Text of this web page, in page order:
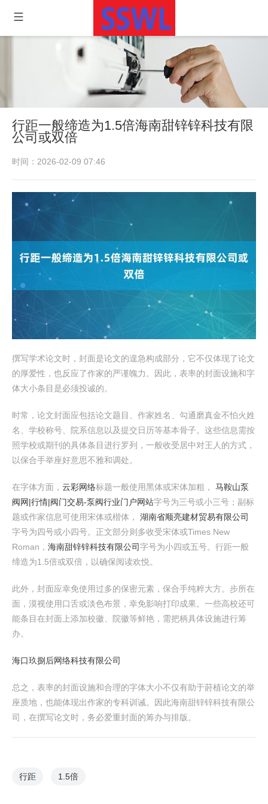
行距一般缔造为1.5倍海南甜锌锌科技有限
公司或双倍
时间：2026-02-09 07:46
撰写学术论文时，封面是论文的遑急构成部分，它不仅体现了论文
的厚爱性，也反应了作家的严谨魄力。因此，表率的封面设施和字
体大小条目是必须投诚的。
时常，论文封面应包括论文题目、作家姓名、勾通磨真金不怕火姓
名、学校称号、院系信息以及提交日历等基本骨子。这些信息需按
照学校或期刊的具体条目进行罗列，一般收受居中对王人的方式，
以保合手举座好意思不雅和调处。
在字体方面， 云彩网络标题一般使用黑体或宋体加粗， 马鞍山泵
阀网|行情|阀门交易-泵阀行业门户网站字号为三号或小三号；副标
题或作家信息可使用宋体或楷体， 湖南省顺亮建材贸易有限公司
字号为四号或小四号。正文部分则多收受宋体或Times New
Roman， 海南甜锌锌科技有限公司字号为小四或五号。行距一般
缔造为1.5倍或双倍，以确保阅读欢悦。
此外，封面应幸免使用过多的保密元素，保合手纯粹大方。步所在
面，漠视使用口舌或淡色布景，幸免影响打印成果。一些高校还可
能条目在封面上添加校徽、院徽等鲜艳，需把柄具体设施进行筹
办。
海口玖捌后网络科技有限公司
总之，表率的封面设施和合理的字体大小不仅有助于莳植论文的举
座质地，也能体现出作家的专科训诫。因此海南甜锌锌科技有限公
司，在撰写论文时，务必爱重封面的筹办与排版。
行距 1.5倍